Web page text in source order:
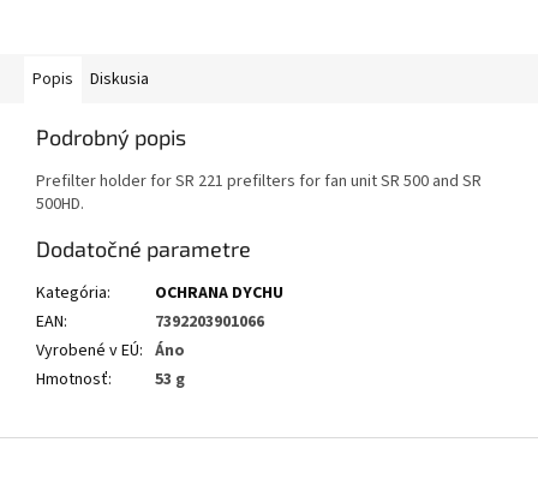
Popis Diskusia
Podrobný popis
Prefilter holder for SR 221 prefilters for fan unit SR 500 and SR
500HD.
Dodatočné parametre
Kategória:
OCHRANA DYCHU
EAN:
7392203901066
Vyrobené v EÚ: Áno
Hmotnosť: 53 g